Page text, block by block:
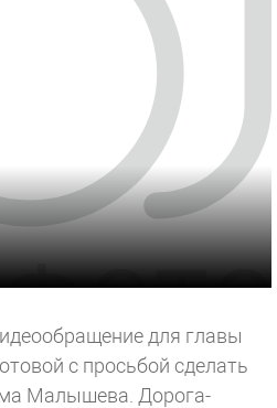
для главы
с просьбой сделать
Малышева. Дорога-